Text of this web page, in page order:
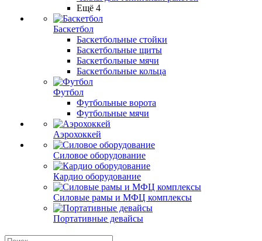
Ещё 4
Баскетбол
Баскетбольные стойки
Баскетбольные щиты
Баскетбольные мячи
Баскетбольные кольца
Футбол
Футбольные ворота
Футбольные мячи
Аэрохоккей
Силовое оборудование
Кардио оборудование
Силовые рамы и МФЦ комплексы
Портативные девайсы